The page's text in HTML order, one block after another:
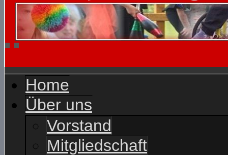
Home
Über uns
Vorstand
Mitgliedschaft